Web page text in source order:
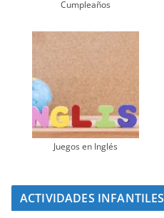
Cumpleaños
Juegos en Inglés
ACTIVIDADES INFANTILES